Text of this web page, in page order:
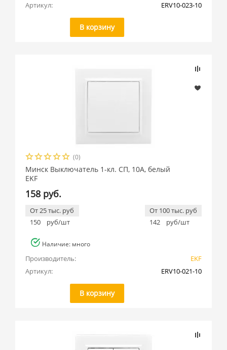
Артикул:
ERV10-023-10
В корзину
(0)
Минск Выключатель 1-кл. СП, 10А, белый
EKF
158 руб.
От 25 тыс. руб
150
руб/шт
От 100 тыс. руб
142
руб/шт
Наличие: много
Производитель:
EKF
Артикул:
ERV10-021-10
В корзину